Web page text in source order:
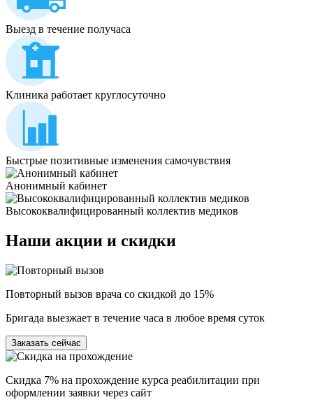
Выезд в течение получаса
Клиника работает круглосуточно
Быстрые позитивные изменения самочувствия
Анонимный кабинет
Высококвалифицированный коллектив медиков
Наши акции и скидки
Повторный вызов врача со скидкой до 15%
Бригада выезжает в течение часа в любое время суток
Заказать сейчас
Скидка 7% на прохождение курса реабилитации при
оформлении заявки через сайт